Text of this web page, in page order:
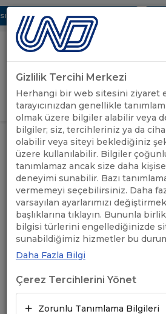
Dijital UBAK Bölümü Hakkında
Uluslararası Nakliyeciler
ANASAYFA /
UND'DEN
HABERLER
/
UND
ÇALIŞMA
UND GÜMRÜK
ÇALIŞMA GRUBU
TOPLANTISI
GERÇEKLEŞTİRİLDİ
Gizlilik Tercihi Merkezi
Herhangi bir web sitesini ziyaret
tarayıcınızdan genellikle
olmak üzere bilgiler alabilir veya
bilgiler; siz, tercihleriniz ya da
olabilir veya siteyi beklediğiniz
üzere kullanılabilir. Bilgiler
tanımlamaz ancak size daha
deneyimi sunabilir. Bazı
vermemeyi seçebilirsiniz. Daha
varsayılan ayarlarımızı
başlıklarına tıklayın. Bununla
bilgisi türlerini engellediğinizde
sunabildiğimiz hizmetler bu
Daha Fazla Bilgi
Çerez Tercihlerini Yönet
Zorunlu Tanımlama Bilgileri